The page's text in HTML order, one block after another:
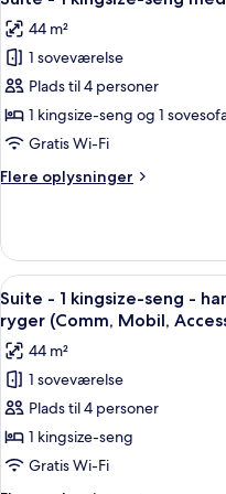
Roll-
In
Shower)
brusekabine
med
kørestolsadgang
(Mobility,
Roll-
In
Shower)
alle
billeder
af
Suite
-
1
seng
44 m²
1 soveværelse
Plads til 4 personer
1 kingsize-seng og 1
Gratis Wi-Fi
Flere oplysninger
Flere
-
kingsize-
seng
med
sovesofa
Indlæs
alle
billeder
af
Suite
-
1
kingsize-
5
Suite - 1 kingsize-seng -
ryger (Comm, Mobil,
44 m²
1 soveværelse
Plads til 4 personer
1 kingsize-seng
Gratis Wi-Fi